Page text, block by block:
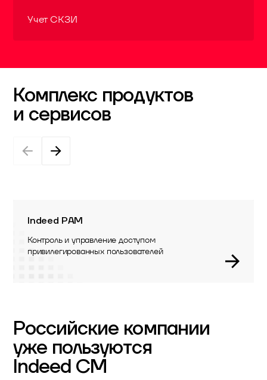
Учет СКЗИ
Комплекс продуктов
и сервисов
Indeed PAM
Контроль и управление доступом
привилегированных пользователей
Российские компании
уже пользуются
Indeed CM